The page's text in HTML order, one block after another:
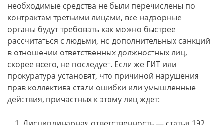
необходимые средства не были перечислены по
контрактам третьими лицами, все надзорные
органы будут требовать как можно быстрее
рассчитаться с людьми, но дополнительных санкций
в отношении ответственных должностных лиц,
скорее всего, не последует. Если же ГИТ или
прокуратура установят, что причиной нарушения
прав коллектива стали ошибки или умышленные
действия, причастных к этому лиц ждет: